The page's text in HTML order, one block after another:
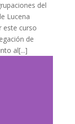
del
Lucena
este curso
de
al[...]